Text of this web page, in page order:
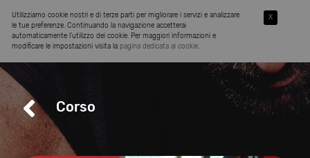
Corso
Utilizziamo cookie nostri e di terze parti per migliorare i servizi e analizzare
le tue preferenze. Continuando la navigazione accetterai
automaticamente l’utilizzo dei cookie. Per maggiori informazioni e
modificare le impostazioni visita la pagina dedicata ai cookie.
X